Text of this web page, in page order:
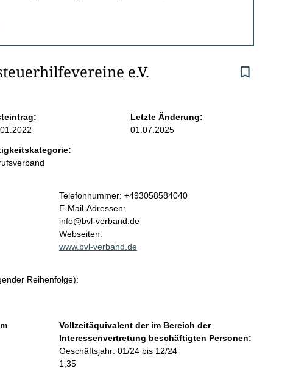
e.V.
Letzte Änderung:
01.07.2025
K
o
n
t
a
i
o
r
m
a
Telefonnummer: +493058584040
E-Mail-Adressen:
info@bvl-verband.de
Webseiten:
www.bvl-verband.de
Reihenfolge):
Vollzeitäquivalent der im Bereich der
Interessenvertretung beschäftigten Personen:
Geschäftsjahr: 01/24 bis 12/24
1,35